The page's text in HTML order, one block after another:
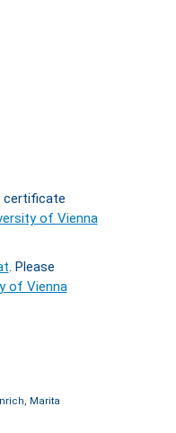
certificate
of Vienna
. Please
of Vienna
Marita